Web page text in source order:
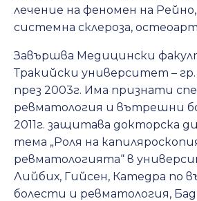
лечение на феномен на
системна склероза,
Завършва Медицински
Тракийски университет –
през 2003г. Има признати
ревматология и вътрешни
2011г. защитава докторска
тема „Роля на
ревматологията“ в
Лийбих, Гийсен, Катедра по
болести и ревматология,